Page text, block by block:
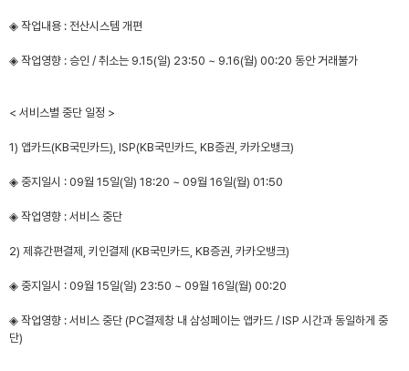
◈ 작업내용 : 전산시스템 개편
◈ 작업영향 : 승인 / 취소는 9.15(일) 23:50 ~ 9.16(월) 00:20 동안 거래불가
< 서비스별 중단 일정 >
1) 앱카드(KB국민카드), ISP(KB국민카드, KB증권, 카카오뱅크)
◈ 중지일시 : 09월 15일(일) 18:20 ~ 09월 16일(월) 01:50
◈ 작업영향 : 서비스 중단
2) 제휴간편결제, 키인결제 (KB국민카드, KB증권, 카카오뱅크)
◈ 중지일시 : 09월 15일(일) 23:50 ~ 09월 16일(월) 00:20
◈ 작업영향 : 서비스 중단 (PC결제창 내 삼성페이는 앱카드 / ISP 시간과 동일하게 중
단)